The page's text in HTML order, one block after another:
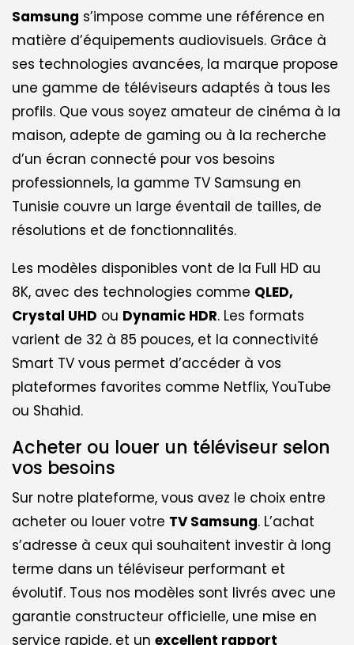
Samsung s’impose comme une référence en
matière d’équipements audiovisuels. Grâce à
ses technologies avancées, la marque propose
une gamme de téléviseurs adaptés à tous les
profils. Que vous soyez amateur de cinéma à la
maison, adepte de gaming ou à la recherche
d’un écran connecté pour vos besoins
professionnels, la gamme TV Samsung en
Tunisie couvre un large éventail de tailles, de
résolutions et de fonctionnalités.
Les modèles disponibles vont de la Full HD au
8K, avec des technologies comme QLED,
Crystal UHD ou Dynamic HDR. Les formats
varient de 32 à 85 pouces, et la connectivité
Smart TV vous permet d’accéder à vos
plateformes favorites comme Netflix, YouTube
ou Shahid.
Acheter ou louer un téléviseur selon
vos besoins
Sur notre plateforme, vous avez le choix entre
acheter ou louer votre TV Samsung. L’achat
s’adresse à ceux qui souhaitent investir à long
terme dans un téléviseur performant et
évolutif. Tous nos modèles sont livrés avec une
garantie constructeur officielle, une mise en
service rapide, et un excellent rapport